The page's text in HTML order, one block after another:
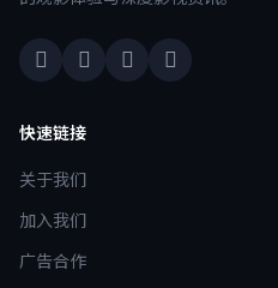
快速链接
关于我们
加入我们
广告合作